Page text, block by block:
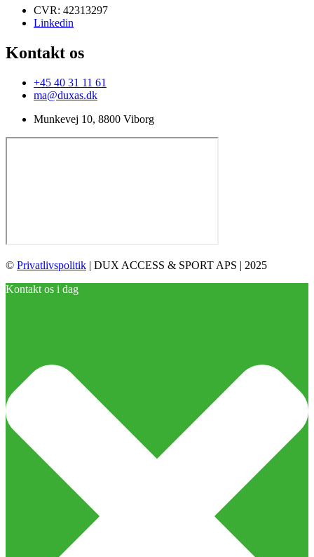
CVR: 42313297
Linkedin
Kontakt os
+45 40 31 11 61
ma@duxas.dk
Munkevej 10, 8800 Viborg
© Privatlivspolitik | DUX ACCESS & SPORT APS | 2025
Kontakt os i dag